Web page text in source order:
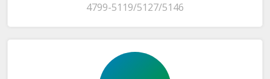
4799-5119/5127/5146